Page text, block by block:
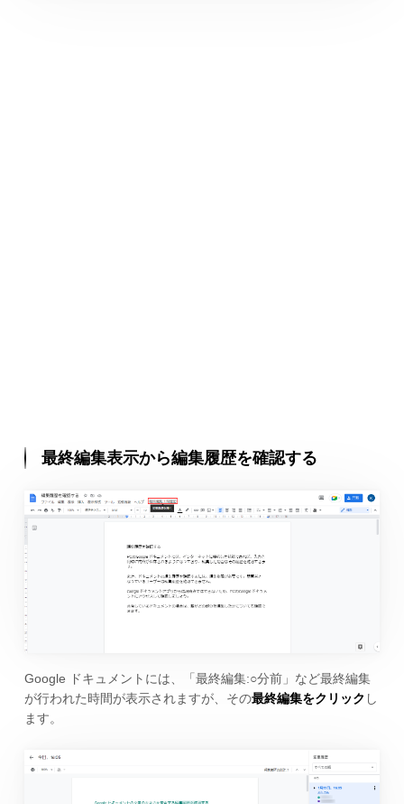
最終編集表示から編集履歴を確認する
Google ドキュメントには、「最終編集:○分前」など最終編集
が行われた時間が表示されますが、その最終編集をクリック し
ます。